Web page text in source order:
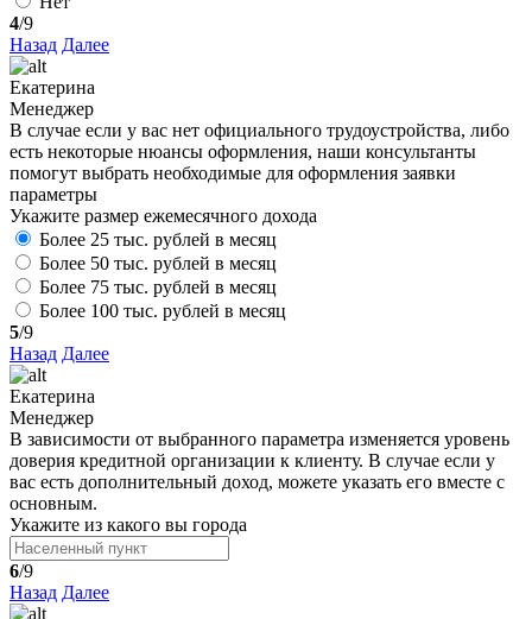
4/9
Назад Далее
Екатерина
Менеджер
В случае если у вас нет официального трудоустройства, либо
есть некоторые нюансы оформления, наши консультанты
помогут выбрать необходимые для оформления заявки
параметры
Укажите размер ежемесячного дохода
Более 25 тыс. рублей в месяц
Более 50 тыс. рублей в месяц
Более 75 тыс. рублей в месяц
Более 100 тыс. рублей в месяц
5/9
Назад Далее
Екатерина
Менеджер
В зависимости от выбранного параметра изменяется уровень
доверия кредитной организации к клиенту. В случае если у
вас есть дополнительный доход, можете указать его вместе с
основным.
Укажите из какого вы города
6/9
Назад Далее